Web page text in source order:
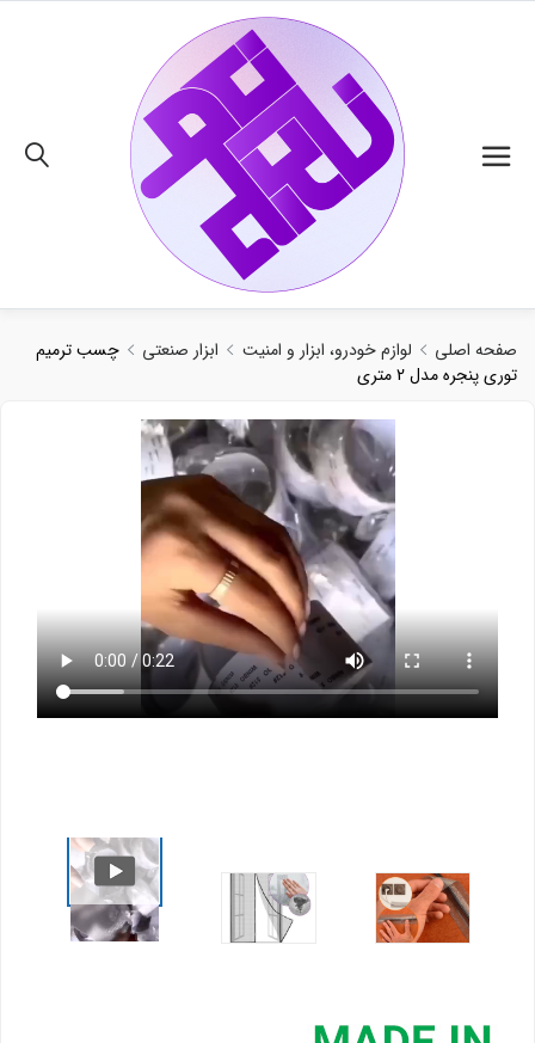
صفحه اصلی لوازم خودرو، ابزار و امنیت ابزار صنعتی
چسب ترمیم
توری پنجره مدل 2 متری